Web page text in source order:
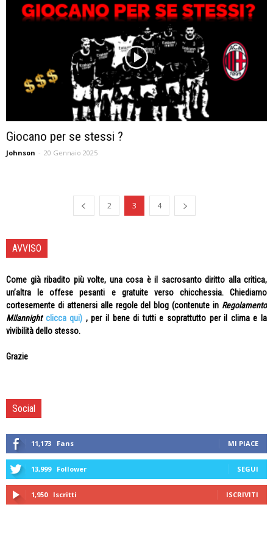
Giocano per se stessi ?
Johnson - 20 Gennaio 2025
2 3 4
AVVISO
Come già ribadito più volte, una cosa è il sacrosanto diritto alla critica,
un’altra le offese pesanti e gratuite verso chicchessia. Chiediamo
cortesemente di attenersi alle regole del blog (contenute in Regolamento
Milannight clicca qui) , per il bene di tutti e soprattutto per il clima e la
vivibilità dello stesso.
Grazie
Social
11,173 Fans MI PIACE
13,999 Follower SEGUI
1,950 Iscritti ISCRIVITI